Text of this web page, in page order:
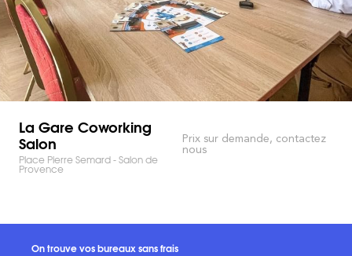
La Gare Coworking
Salon
Place Pierre Semard - Salon de
Provence
Prix sur demande, contactez
nous
On trouve vos bureaux sans frais